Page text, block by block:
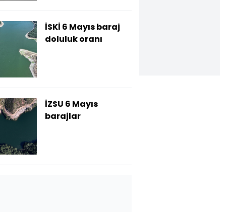
İSKİ 6 Mayıs baraj
doluluk oranı
İZSU 6 Mayıs
barajlar